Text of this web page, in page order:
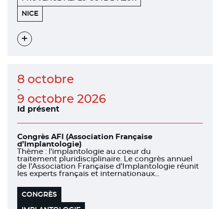
455
PROMENADE
ANGLAIS
NICE
Voir
8 octobre
-
9 octobre 2026
Id présent
Congrès AFI (Association Française
d’Implantologie)
Thème : l’implantologie au coeur du
traitement pluridisciplinaire. Le congrès annuel
de l’Association Française d’Implantologie réunit
les experts français et internationaux...
CONGRÈS